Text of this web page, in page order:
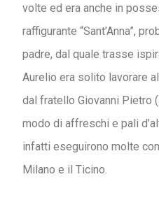
volte ed era anche in
raffigurante “Sant’Anna”,
padre, dal quale trasse
Aurelio era solito lavorare
dal fratello Giovanni Pietro
modo di affreschi e pali
infatti eseguirono molte
Milano e il Ticino.